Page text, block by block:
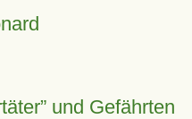
und Gefährten